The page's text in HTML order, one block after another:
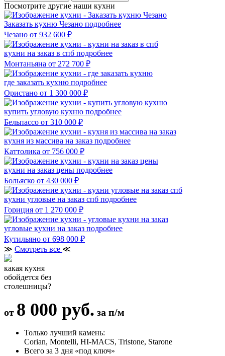
Посмотрите другие наши кухни
Заказать кухню Чезано подробнее
Чезано от 932 600 ₽
кухни на заказ в спб подробнее
Монтаньяна от 272 700 ₽
где заказать кухню подробнее
Ористано от 1 300 000 ₽
купить угловую кухню подробнее
Бельпассо от 310 000 ₽
кухня из массива на заказ подробнее
Каттолика от 756 000 ₽
кухни на заказ цены подробнее
Больяско от 430 000 ₽
кухни угловые на заказ спб подробнее
Гориция от 1 270 000 ₽
угловые кухни на заказ подробнее
Кутильяно от 698 000 ₽
≫ Смотреть все ≪
какая кухня
обойдется без
столешницы?
от 8 000 руб. за п/м
Только лучший камень:
Corian, Montelli, HI-MACS, Tristone, Starone
Всего за 3 дня «под ключ»